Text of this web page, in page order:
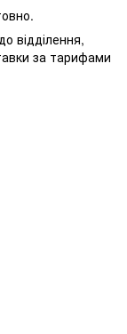
відділення,
за тарифами